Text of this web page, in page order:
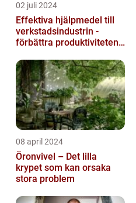
02 juli 2024
Effektiva hjälpmedel till
verkstadsindustrin -
förbättra produktiviteten
08 april 2024
Öronvivel – Det lilla
krypet som kan orsaka
stora problem